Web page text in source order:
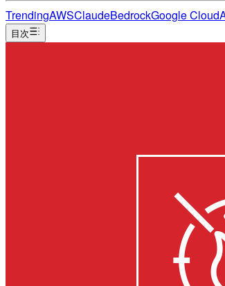
TrendingAWSClaudeBedrockGoogle Cloud
目次